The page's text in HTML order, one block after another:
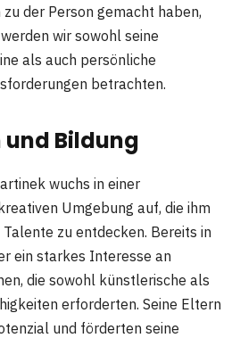
der Person gemacht haben,
wir sowohl seine
als auch persönliche
betrachten.
und Bildung
wuchs in einer
Umgebung auf, die ihm
zu entdecken. Bereits in
ein starkes Interesse an
die sowohl künstlerische als
erforderten. Seine Eltern
und förderten seine